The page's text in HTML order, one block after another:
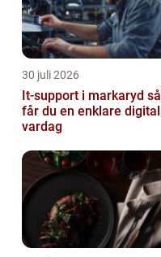
30 juli 2026
It-support i markaryd så
får du en enklare digital
vardag